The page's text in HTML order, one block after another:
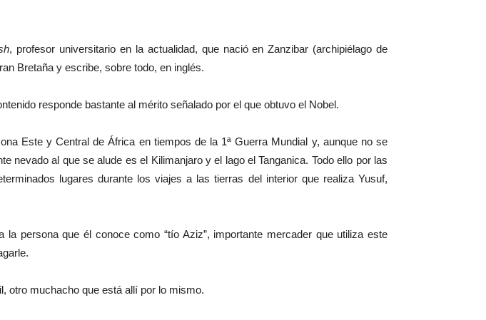
, profesor universitario en la actualidad, que nació en Zanzibar (archipiélago de
Bretaña y escribe, sobre todo, en inglés.
responde bastante al mérito señalado por el que obtuvo el Nobel.
Este y Central de África en tiempos de la 1ª Guerra Mundial y, aunque no se
nevado al que se alude es el Kilimanjaro y el lago el Tanganica. Todo ello por las
lugares durante los viajes a las tierras del interior que realiza Yusuf,
persona que él conoce como “tío Aziz”, importante mercader que utiliza este
otro muchacho que está allí por lo mismo.